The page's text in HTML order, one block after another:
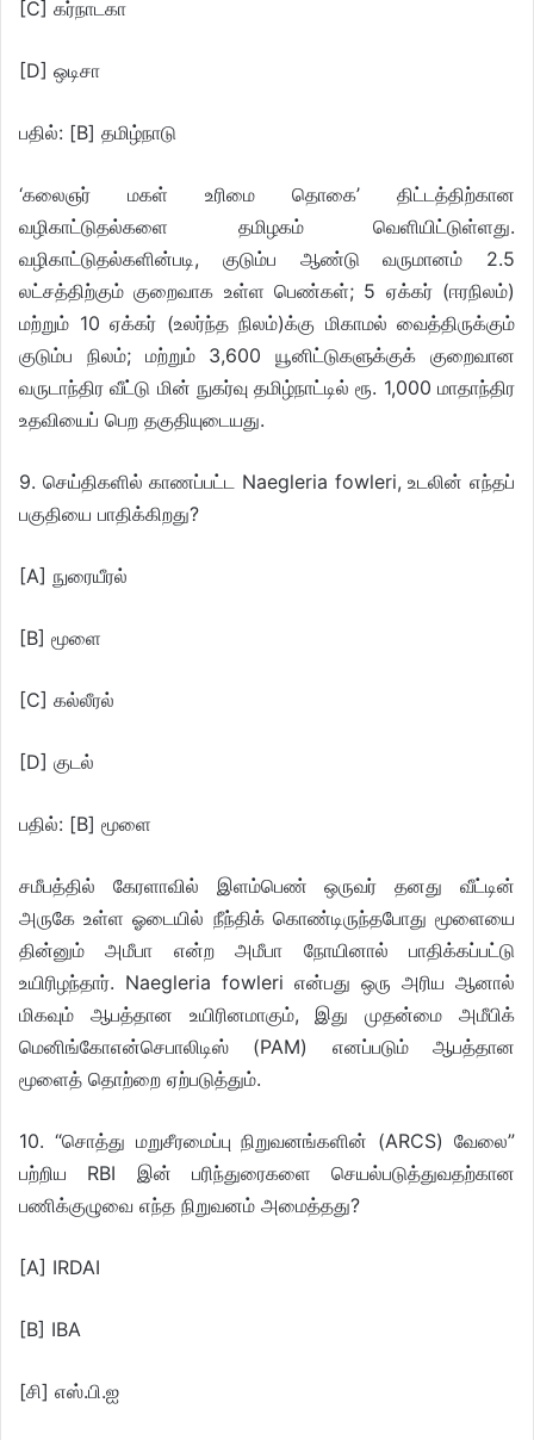
[C] கர்நாடகா
[D] ஒடிசா
பதில்: [B] தமிழ்நாடு
‘கலைஞர் மகள் உரிமை தொகை’ திட்டத்திற்கான
வழிகாட்டுதல்களை தமிழகம் வெளியிட்டுள்ளது.
வழிகாட்டுதல்களின்படி, குடும்ப ஆண்டு வருமானம் 2.5
லட்சத்திற்கும் குறைவாக உள்ள பெண்கள்; 5 ஏக்கர் (ஈரநிலம்)
மற்றும் 10 ஏக்கர் (உலர்ந்த நிலம்)க்கு மிகாமல் வைத்திருக்கும்
குடும்ப நிலம்; மற்றும் 3,600 யூனிட்டுகளுக்குக் குறைவான
வருடாந்திர வீட்டு மின் நுகர்வு தமிழ்நாட்டில் ரூ. 1,000 மாதாந்திர
உதவியைப் பெற தகுதியுடையது.
9. செய்திகளில் காணப்பட்ட Naegleria fowleri, உடலின் எந்தப்
பகுதியை பாதிக்கிறது?
[A] நுரையீரல்
[B] மூளை
[C] கல்லீரல்
[D] குடல்
பதில்: [B] மூளை
சமீபத்தில் கேரளாவில் இளம்பெண் ஒருவர் தனது வீட்டின்
அருகே உள்ள ஓடையில் நீந்திக் கொண்டிருந்தபோது மூளையை
தின்னும் அமீபா என்ற அமீபா நோயினால் பாதிக்கப்பட்டு
உயிரிழந்தார். Naegleria fowleri என்பது ஒரு அரிய ஆனால்
மிகவும் ஆபத்தான உயிரினமாகும், இது முதன்மை அமீபிக்
மெனிங்கோஎன்செபாலிடிஸ் (PAM) எனப்படும் ஆபத்தான
மூளைத் தொற்றை ஏற்படுத்தும்.
10. “சொத்து மறுசீரமைப்பு நிறுவனங்களின் (ARCS) வேலை”
பற்றிய RBI இன் பரிந்துரைகளை செயல்படுத்துவதற்கான
பணிக்குழுவை எந்த நிறுவனம் அமைத்தது?
[A] IRDAI
[B] IBA
[சி] எஸ்.பி.ஐ